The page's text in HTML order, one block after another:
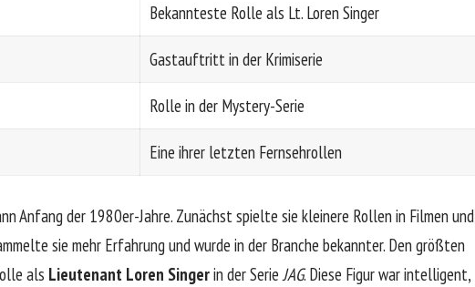
Bekannteste Rolle als Lt. Loren Singer
Gastauftritt in der Krimiserie
Rolle in der Mystery-Serie
Eine ihrer letzten Fernsehrollen
Anfang der 1980er-Jahre. Zunächst spielte sie kleinere Rollen in Filmen und
sie mehr Erfahrung und wurde in der Branche bekannter. Den größten
als Lieutenant Loren Singerin der SerieJAG. Diese Figur war intelligent,